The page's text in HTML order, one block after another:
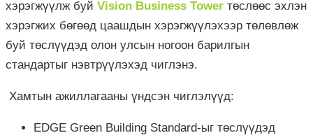
хэрэгжүүлж буй Vision Business Tower төслөөс эхлэн
хэрэгжих бөгөөд цаашдын хэрэгжүүлэхээр төлөвлөж
буй төслүүдэд олон улсын ногоон барилгын
стандартыг нэвтрүүлэхэд чиглэнэ.
Хамтын ажиллагааны үндсэн чиглэлүүд:
EDGE Green Building Standard-ыг төслүүдэд